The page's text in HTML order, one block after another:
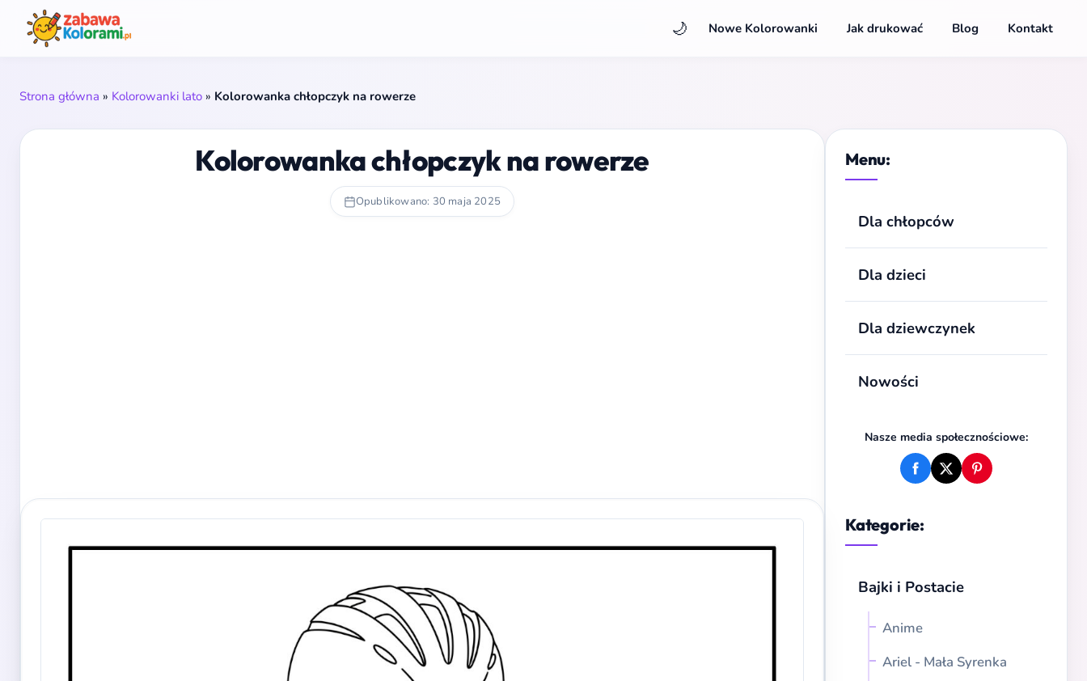
🌙 Nowe Kolorowanki Jak drukować Blog Kontakt
Strona główna » Kolorowanki lato » Kolorowanka chłopczyk na rowerze
Menu:
Dla chłopców
Dla dzieci
Dla dziewczynek
Nowości
Nasze media społecznościowe:
Kategorie:
Bajki i Postacie
Anime
Ariel - Mała Syrenka
Kolorowanka chłopczyk na rowerze
Opublikowano: 30 maja 2025